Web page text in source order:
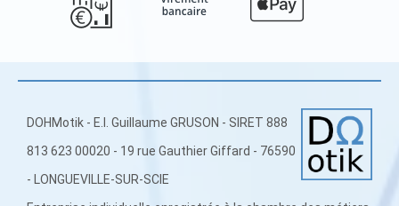
DOHMotik - E.I. Guillaume GRUSON - SIRET 888
813 623 00020 - 19 rue Gauthier Giffard - 76590
- LONGUEVILLE-SUR-SCIE